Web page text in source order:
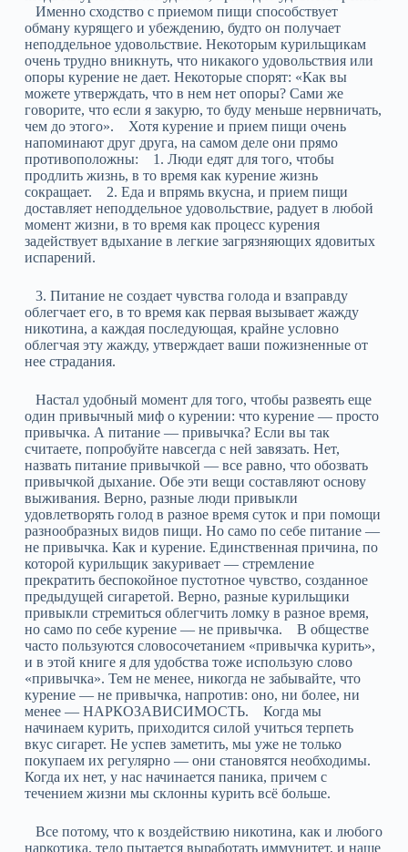
Именно сходство с приемом пищи способствует
обману курящего и убеждению, будто он получает
неподдельное удовольствие. Некоторым курильщикам
очень трудно вникнуть, что никакого удовольствия или
опоры курение не дает. Некоторые спорят: «Как вы
можете утверждать, что в нем нет опоры? Сами же
говорите, что если я закурю, то буду меньше нервничать,
чем до этого». Хотя курение и прием пищи очень
напоминают друг друга, на самом деле они прямо
противоположны: 1. Люди едят для того, чтобы
продлить жизнь, в то время как курение жизнь
сокращает. 2. Еда и впрямь вкусна, и прием пищи
доставляет неподдельное удовольствие, радует в любой
момент жизни, в то время как процесс курения
задействует вдыхание в легкие загрязняющих ядовитых
испарений.
3. Питание не создает чувства голода и взаправду
облегчает его, в то время как первая вызывает жажду
никотина, а каждая последующая, крайне условно
облегчая эту жажду, утверждает ваши пожизненные от
нее страдания.
Настал удобный момент для того, чтобы развеять еще
один привычный миф о курении: что курение — просто
привычка. А питание — привычка? Если вы так
считаете, попробуйте навсегда с ней завязать. Нет,
назвать питание привычкой — все равно, что обозвать
привычкой дыхание. Обе эти вещи составляют основу
выживания. Верно, разные люди привыкли
удовлетворять голод в разное время суток и при помощи
разнообразных видов пищи. Но само по себе питание —
не привычка. Как и курение. Единственная причина, по
которой курильщик закуривает — стремление
прекратить беспокойное пустотное чувство, созданное
предыдущей сигаретой. Верно, разные курильщики
привыкли стремиться облегчить ломку в разное время,
но само по себе курение — не привычка. В обществе
часто пользуются словосочетанием «привычка курить»,
и в этой книге я для удобства тоже использую слово
«привычка». Тем не менее, никогда не забывайте, что
курение — не привычка, напротив: оно, ни более, ни
менее — НАРКОЗАВИСИМОСТЬ. Когда мы
начинаем курить, приходится силой учиться терпеть
вкус сигарет. Не успев заметить, мы уже не только
покупаем их регулярно — они становятся необходимы.
Когда их нет, у нас начинается паника, причем с
течением жизни мы склонны курить всё больше.
Все потому, что к воздействию никотина, как и любого
наркотика, тело пытается выработать иммунитет, и наше